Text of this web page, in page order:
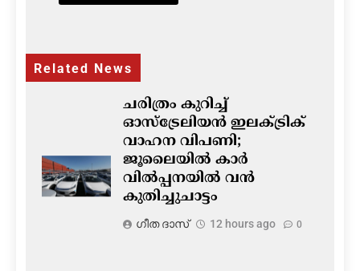
Related News
ചരിത്രം കുറിച്ച്
ഓസ്‌ട്രേലിയൻ ഇലക്ട്രിക്
വാഹന വിപണി;
ജൂലൈയിൽ കാർ
വിൽപ്പനയിൽ വൻ
കുതിച്ചുചാട്ടം
ഗീത ദാസ്‌ 12 hours ago 0